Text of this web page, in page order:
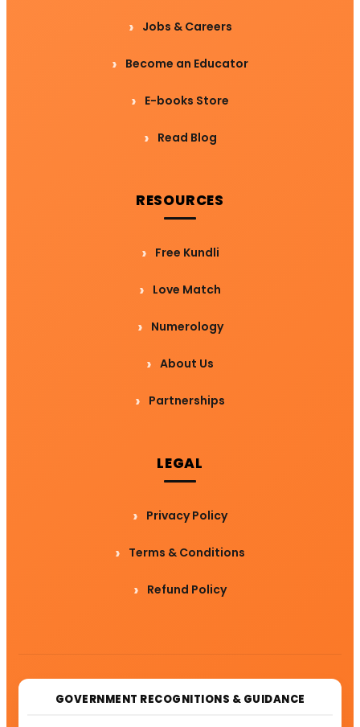
Jobs & Careers
Become an Educator
E-books Store
Read Blog
RESOURCES
Free Kundli
Love Match
Numerology
About Us
Partnerships
LEGAL
Privacy Policy
Terms & Conditions
Refund Policy
GOVERNMENT RECOGNITIONS & GUIDANCE